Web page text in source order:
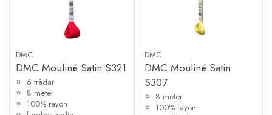
DMC
DMC Mouliné Satin S321
6 trådar
8 meter
100% rayon
DMC
DMC Mouliné Satin
S307
8 meter
100% rayon